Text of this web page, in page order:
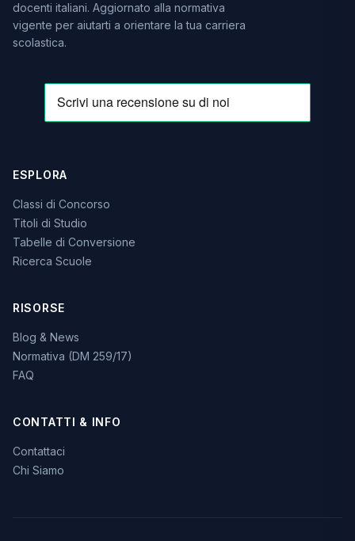
docenti italiani. Aggiornato alla normativa
vigente per aiutarti a orientare la tua carriera
scolastica.
ESPLORA
Classi di Concorso
Titoli di Studio
Tabelle di Conversione
Ricerca Scuole
RISORSE
Blog & News
Normativa (DM 259/17)
FAQ
CONTATTI & INFO
Contattaci
Chi Siamo